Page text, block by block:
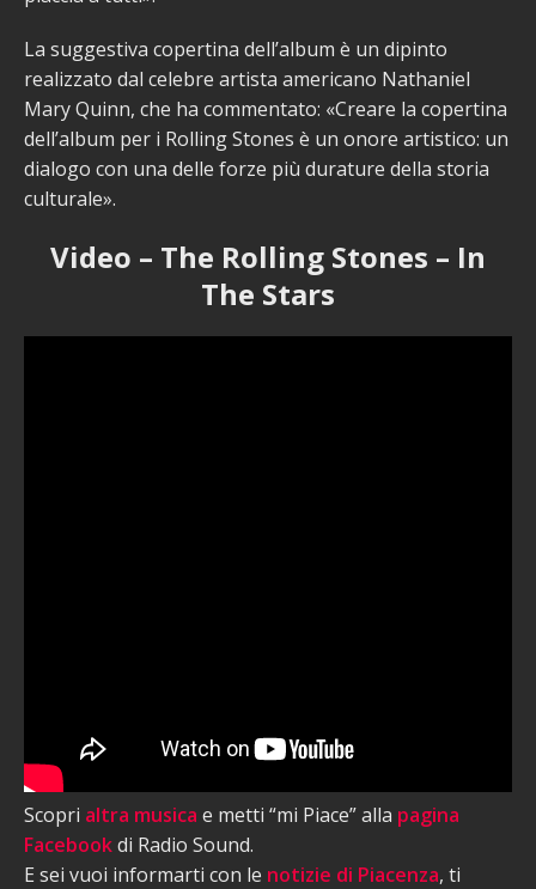
La suggestiva copertina dell’album è un dipinto
realizzato dal celebre artista americano Nathaniel
Mary Quinn, che ha commentato: «Creare la copertina
dell’album per i Rolling Stones è un onore artistico: un
dialogo con una delle forze più durature della storia
culturale».
Video – The Rolling Stones – In
The Stars
Scopri altra musica e metti “mi Piace” alla pagina
Facebookdi Radio Sound.
E sei vuoi informarti con le notizie di Piacenza, ti